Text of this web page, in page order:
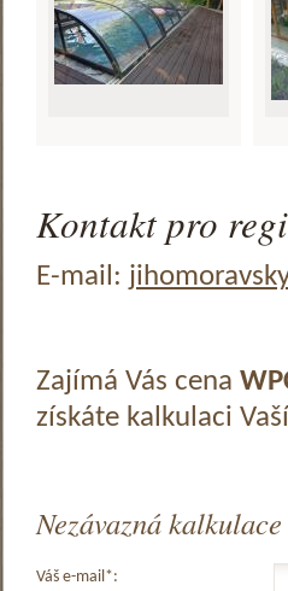
Kontakt pro
E-mail:
Zajímá Vás cena
získáte kalkulaci Vaší
Nezávazná kalkulace
Váš e-mail*: